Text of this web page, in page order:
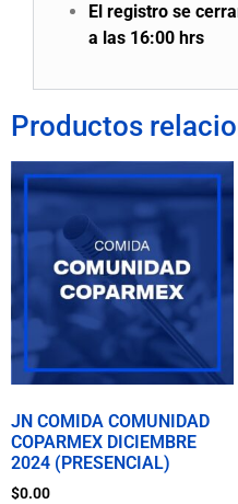
El registro se
a las 16:00 hrs
Productos
JN COMIDA COMUNIDAD
COPARMEX DICIEMBRE
2024 (PRESENCIAL)
$0.00